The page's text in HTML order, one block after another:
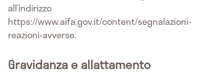
all’indirizzo
https://www.aifa.gov.it/content/segnalazioni-
reazioni-avverse.
Gravidanza e allattamento